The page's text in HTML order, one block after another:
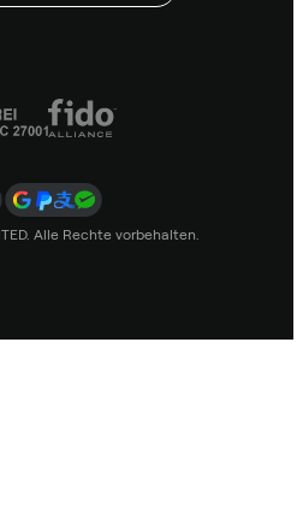
Alle Rechte vorbehalten.